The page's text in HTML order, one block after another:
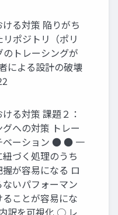
る対策 陥りがち
ポジトリ（ポリ
のトレーシングが
による設計の破壊
る対策 課題２：
への対策 トレー
ベーション ● ● 一
づく処理のうち
が容易になる ロ
いパフォーマン
ことが容易にな